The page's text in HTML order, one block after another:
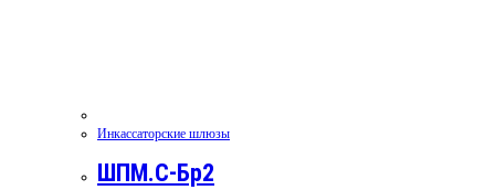
Инкассаторские шлюзы
ШПМ.С-Бр2